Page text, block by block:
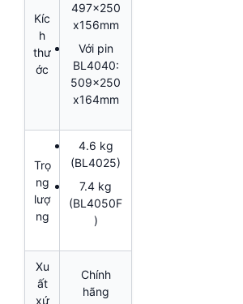
Kíc
h
thư
ớc
497x250
x156mm
Với pin
BL4040:
509x250
x164mm
Trọ
ng
lượ
ng
4.6 kg
(BL4025)
7.4 kg
(BL4050F
)
Xu
ất
xứ
Chính
hãng